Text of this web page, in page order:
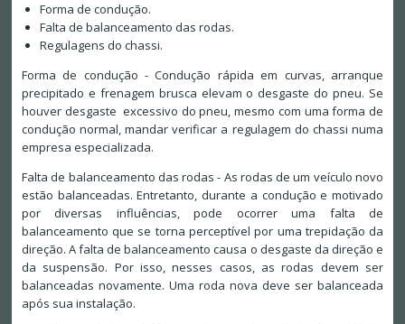
Forma de condução.
Falta de balanceamento das rodas.
Regulagens do chassi.
Forma de condução - Condução rápida em curvas, arranque
precipitado e frenagem brusca elevam o desgaste do pneu. Se
houver desgaste excessivo do pneu, mesmo com uma forma de
condução normal, mandar verificar a regulagem do chassi numa
empresa especializada.
Falta de balanceamento das rodas - As rodas de um veículo novo
estão balanceadas. Entretanto, durante a condução e motivado
por diversas influências, pode ocorrer uma falta de
balanceamento que se torna perceptível por uma trepidação da
direção. A falta de balanceamento causa o desgaste da direção e
da suspensão. Por isso, nesses casos, as rodas devem ser
balanceadas novamente. Uma roda nova deve ser balanceada
após sua instalação.